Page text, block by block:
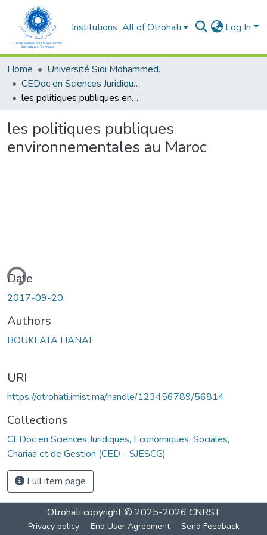
Institutions All of Otrohati Log In
Home
Université Sidi Mohammed Ben Abdellah - Fès
CEDoc en Sciences Juridiques, Economiques, Sociales, Chariaa et de Gestion (CED - SJESCG)
les politiques publiques environnementales au Maroc
les politiques publiques
environnementales au Maroc
Date
2017-09-20
Authors
BOUKLATA HANAE
URI
https://otrohati.imist.ma/handle/123456789/56814
Collections
CEDoc en Sciences Juridiques, Economiques, Sociales,
Chariaa et de Gestion (CED - SJESCG)
Full item page
Otrohati copyright © 2025-2026 CNRST
Privacy policy End User Agreement Send Feedback